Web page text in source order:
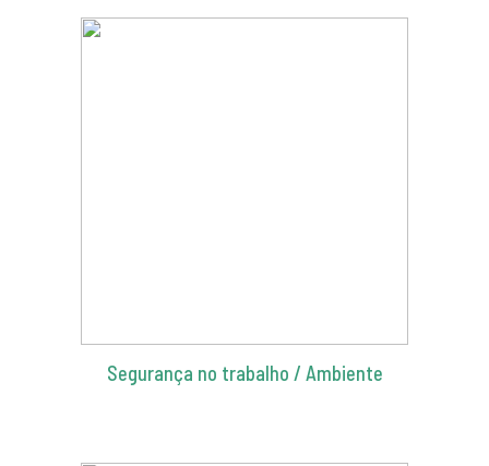
Segurança no trabalho / Ambiente